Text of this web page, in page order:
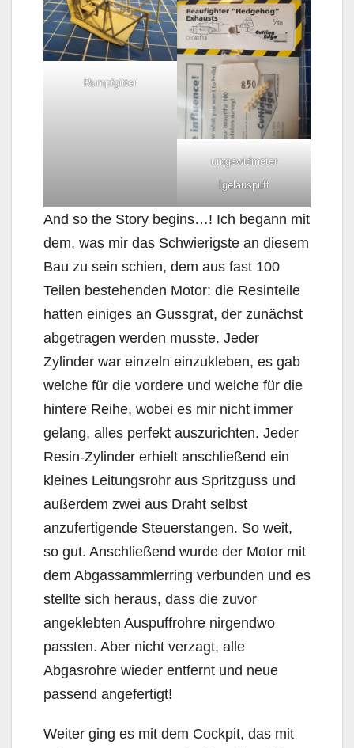
Rumpfgitter
umgewidmeter
Igelauspuff
And so the Story begins…! Ich begann mit
dem, was mir das Schwierigste an diesem
Bau zu sein schien, dem aus fast 100
Teilen bestehenden Motor: die Resinteile
hatten einiges an Gussgrat, der zunächst
abgetragen werden musste. Jeder
Zylinder war einzeln einzukleben, es gab
welche für die vordere und welche für die
hintere Reihe, wobei es mir nicht immer
gelang, alles perfekt auszurichten. Jeder
Resin-Zylinder erhielt anschließend ein
kleines Leitungsrohr aus Spritzguss und
außerdem zwei aus Draht selbst
anzufertigende Steuerstangen. So weit,
so gut. Anschließend wurde der Motor mit
dem Abgassammlerring verbunden und es
stellte sich heraus, dass die zuvor
angeklebten Auspuffrohre nirgendwo
passten. Aber nicht verzagt, alle
Abgasrohre wieder entfernt und neue
passend angefertigt!
Weiter ging es mit dem Cockpit, das mit